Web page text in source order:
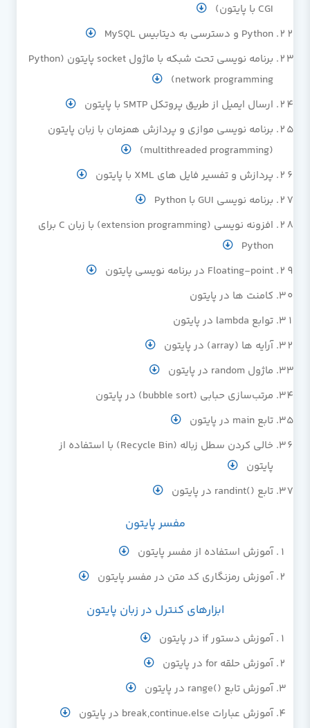
CGI با پایتون)
Python و دسترسی به دیتابیس MySQL
برنامه نویسی تحت شبکه با ماژول socket پایتون (Python
network programming)
ارسال ایمیل از طریق پروتکل SMTP با پایتون
برنامه نویسی موازی و پردازش همزمان با زبان پایتون
(multithreaded programming)
پردازش و تفسیر فایل های XML با پایتون
برنامه نویسی GUI با Python
افزونه نویسی (extension programming) با زبان C برای
Python
Floating-point در برنامه نویسی پایتون
کامنت ها در پایتون
توابع lambda در پایتون
آرایه ها (array) در پایتون
ماژول random در پایتون
مرتب‌سازی حبابی (bubble sort) در پایتون
تابع main در پایتون
خالی کردن سطل زباله (Recycle Bin) با استفاده از
پایتون
تابع ()randint در پایتون
مفسر پايتون
آموزش استفاده از مفسر پایتون
آموزش رمزنگاری کد متن در مفسر پایتون
ابزارهای کنترل در زبان پایتون
آموزش دستور if در پایتون
آموزش حلقه for در پایتون
آموزش تابع ()range در پایتون
آموزش عبارات break,continue،else در پایتون